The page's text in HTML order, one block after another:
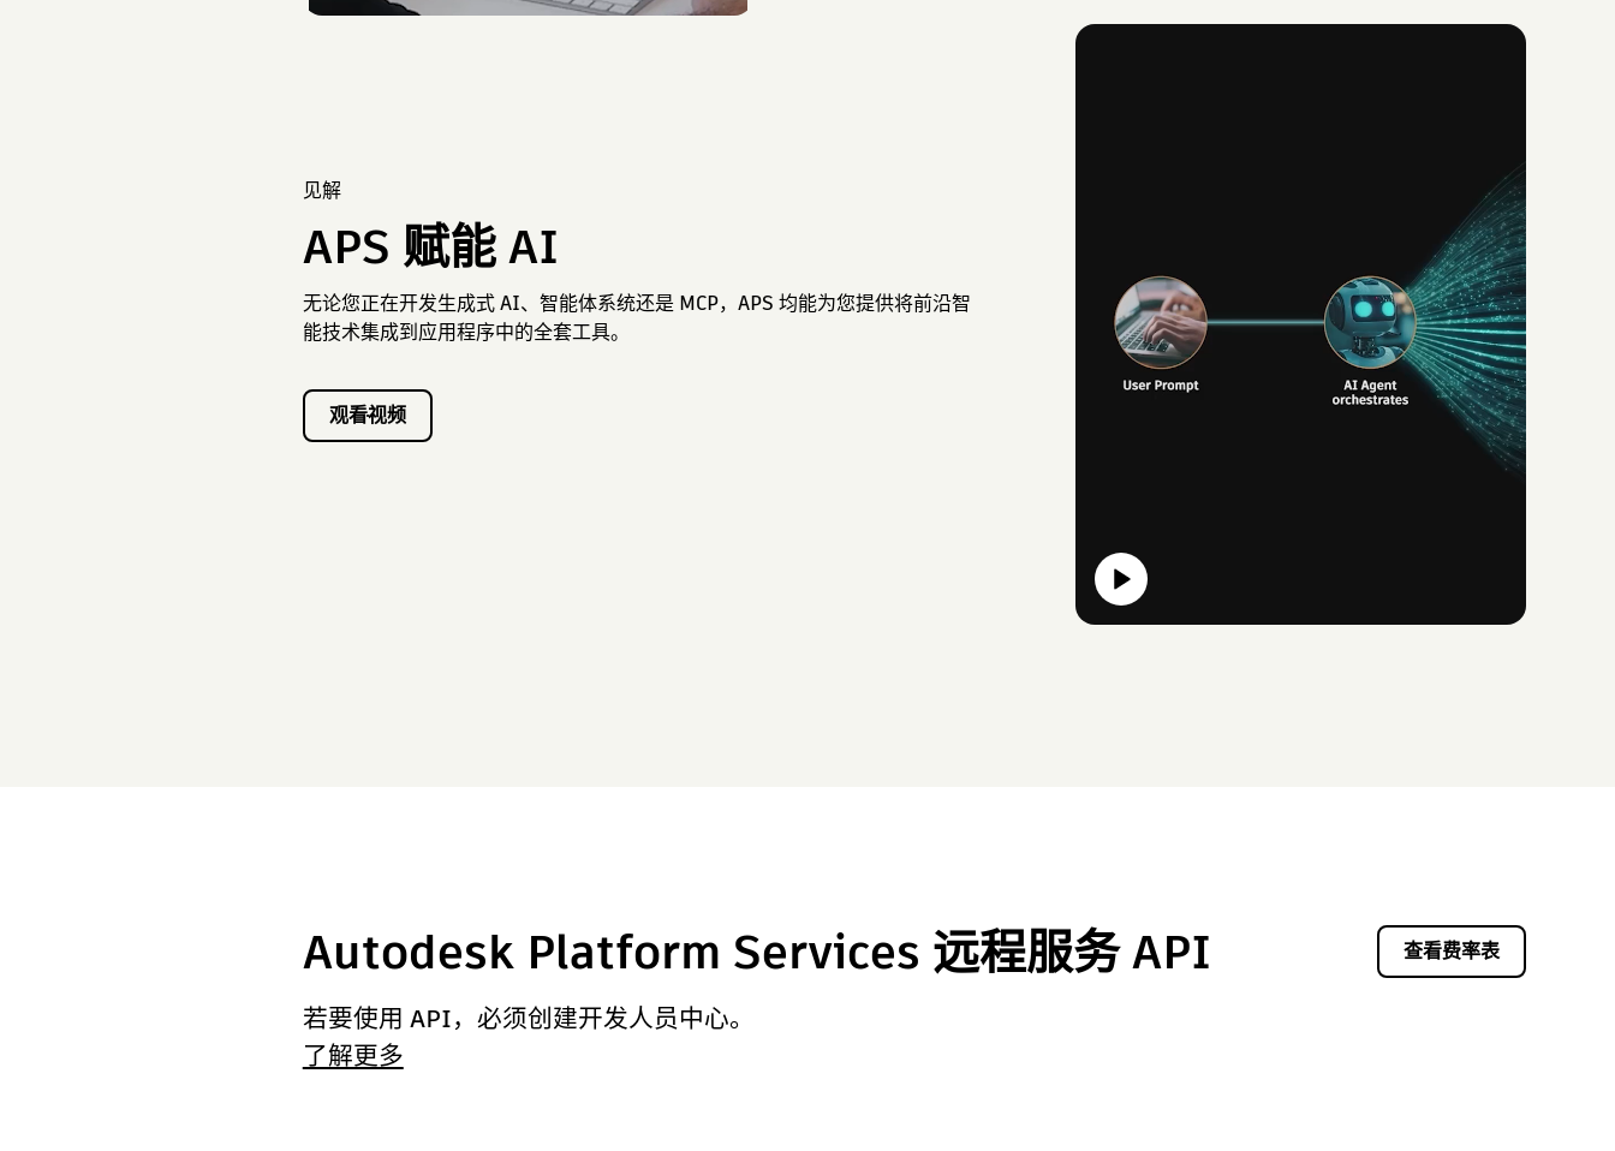
见解
APS 赋能 AI
无论您正在开发生成式 AI、智能体系统还是 MCP，APS 均能为您提供将前沿智
能技术集成到应用程序中的全套工具。
观看视频
Autodesk Platform Services 远程服务 API
若要使用 API，必须创建开发人员中心。
了解更多
查看费率表